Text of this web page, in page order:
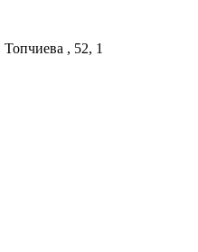
, 52, 1